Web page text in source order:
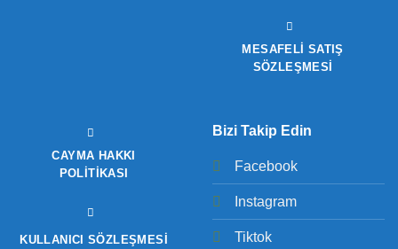
MESAFELİ SATIŞ
SÖZLEŞMESİ
CAYMA HAKKI
POLITIKASI
KULLANICI SÖZLEŞMESI
Bizi Takip Edin
Facebook
Instagram
Tiktok